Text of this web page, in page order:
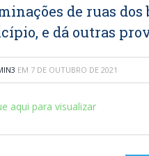
de ruas
e dá outras
EM 7 DE OUTUBRO DE 2021
aqui para visualizar